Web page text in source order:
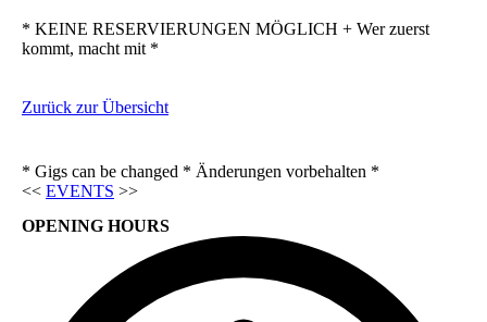
* KEINE RESERVIERUNGEN MÖGLICH + Wer zuerst
kommt, macht mit *
Zurück zur Übersicht
* Gigs can be changed * Änderungen vorbehalten *
<< EVENTS >>
OPENING HOURS